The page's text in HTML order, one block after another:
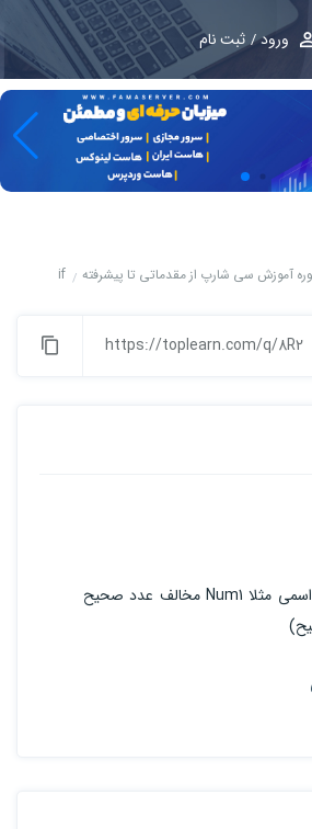
ورود ثبت نام
آموزش سی شارپ از مقدماتی تا پیشرفته if
https://toplearn.com/q/8R2
در شرط if چگونه یک اسمی مثلا Num1 مخالف عدد صحیح